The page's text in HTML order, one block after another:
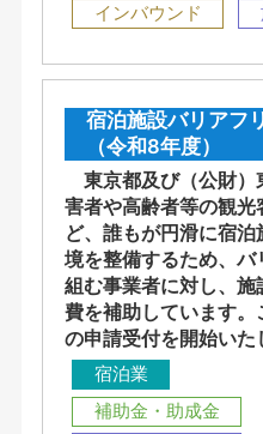
インバウンド
宿泊施設バリアフ
（令和8年度）
東京都及び（公財）
害者や高齢者等の観
ど、誰もが円滑に宿
境を整備するため、バ
組む事業者に対し、
費を補助しています
の申請受付を開始いた
宿泊業
補助金・助成金